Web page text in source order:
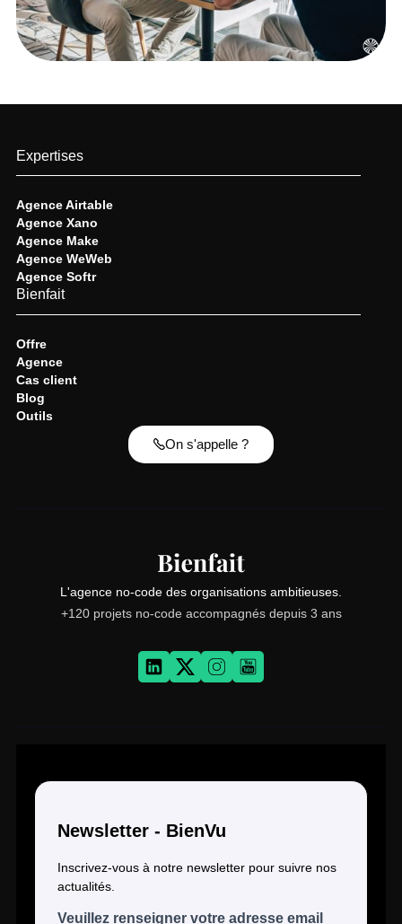
L'agence no-code des organisations ambitieuses.
+120 projets no-code accompagnés depuis 3 ans
Expertises
Agence Airtable
Agence Xano
Agence Make
Agence WeWeb
Agence Softr
Bienfait
Offre
Agence
Cas client
Blog
Outils
On s'appelle ?